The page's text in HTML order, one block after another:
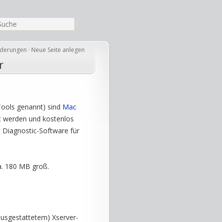
· Neue Seite anlegen
genannt) sind Mac
werden und kostenlos
Software für
180 MB groß.
Xserver-